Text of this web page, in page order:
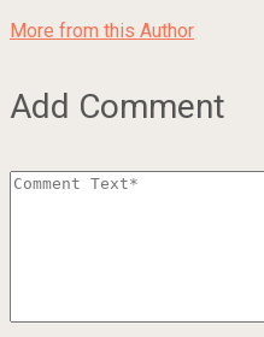
More from this Author
Add Comment